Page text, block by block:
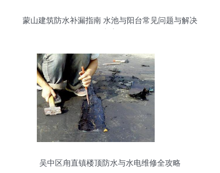
蒙山建筑防水补漏指南 水池与阳台常见问题与解决
吴中区甪直镇楼顶防水与水电维修全攻略